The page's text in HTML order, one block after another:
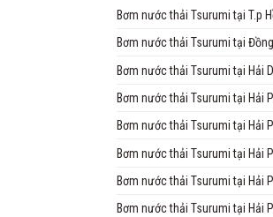
Bơm nước thải Tsurumi tại T.p
Bơm nước thải Tsurumi tại
Bơm nước thải Tsurumi tại Hải
Bơm nước thải Tsurumi tại Hải
Bơm nước thải Tsurumi tại Hải
Bơm nước thải Tsurumi tại Hải
Bơm nước thải Tsurumi tại Hải
Bơm nước thải Tsurumi tại Hải